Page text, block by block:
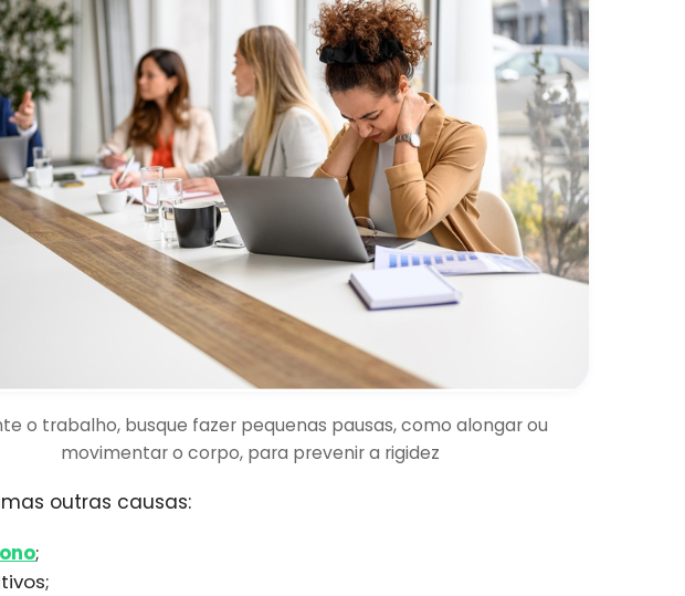
o trabalho, busque fazer pequenas pausas, como alongar ou
movimentar o corpo, para prevenir a rigidez
outras causas:
;